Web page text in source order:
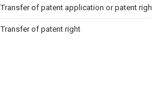
Transfer of patent application or patent right
Transfer of patent right